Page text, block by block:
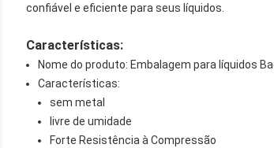
confiável e eficiente para seus líquidos.
Características:
Nome do produto: Embalagem para líquidos
Características:
sem metal
livre de umidade
Forte Resistência à Compressão